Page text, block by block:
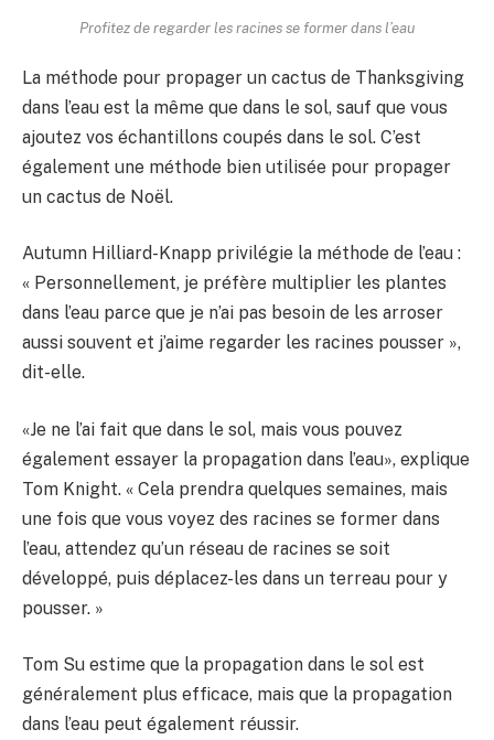
Profitez de regarder les racines se former dans l’eau
La méthode pour propager un cactus de Thanksgiving
dans l’eau est la même que dans le sol, sauf que vous
ajoutez vos échantillons coupés dans le sol. C’est
également une méthode bien utilisée pour propager
un cactus de Noël.
Autumn Hilliard-Knapp privilégie la méthode de l’eau :
« Personnellement, je préfère multiplier les plantes
dans l’eau parce que je n’ai pas besoin de les arroser
aussi souvent et j’aime regarder les racines pousser »,
dit-elle.
«Je ne l’ai fait que dans le sol, mais vous pouvez
également essayer la propagation dans l’eau», explique
Tom Knight. « Cela prendra quelques semaines, mais
une fois que vous voyez des racines se former dans
l’eau, attendez qu’un réseau de racines se soit
développé, puis déplacez-les dans un terreau pour y
pousser. »
Tom Su estime que la propagation dans le sol est
généralement plus efficace, mais que la propagation
dans l’eau peut également réussir.